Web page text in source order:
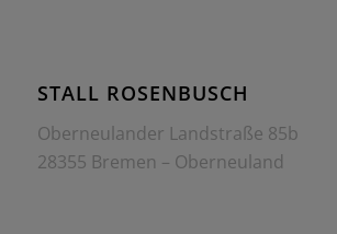
STALL ROSENBUSCH
Oberneulander Landstraße 85b
28355 Bremen – Oberneuland